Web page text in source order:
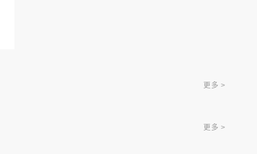
更多 >
更多 >